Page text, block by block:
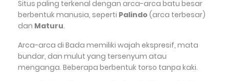
Situs paling terkenal dengan arca-arca batu besar
berbentuk manusia, seperti Palindo (arca terbesar)
dan Maturu.
Arca-arca di Bada memiliki wajah ekspresif, mata
bundar, dan mulut yang tersenyum atau
menganga. Beberapa berbentuk torso tanpa kaki.